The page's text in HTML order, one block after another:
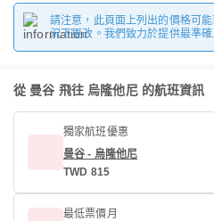
請注意，此頁面上列出的價格可
況下更改。我們致力於提供最準確
從 曼谷 飛往 烏隆他尼 的航班資訊
獨家航班優惠
曼谷 - 烏隆他尼
TWD 815
最低票價月